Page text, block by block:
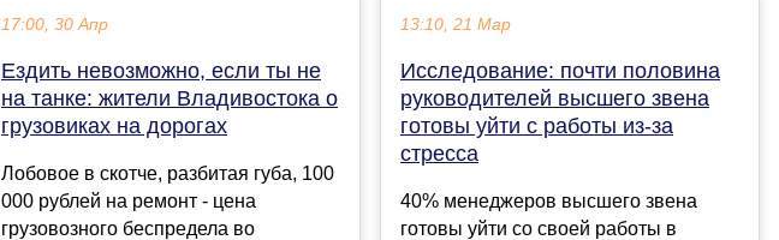
17:00, 30 Апр
Ездить невозможно, если ты не
на танке: жители Владивостока о
грузовиках на дорогах
Лобовое в скотче, разбитая губа, 100
000 рублей на ремонт - цена
грузовозного беспредела во
13:10, 21 Мар
Исследование: почти половина
руководителей высшего звена
готовы уйти с работы из-за
стресса
40% менеджеров высшего звена
готовы уйти со своей работы в